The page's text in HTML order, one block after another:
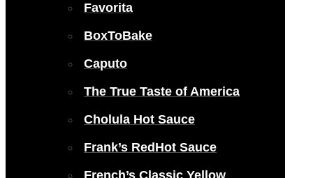
Favorita
BoxToBake
Caputo
The True Taste of America
Cholula Hot Sauce
Frank’s RedHot Sauce